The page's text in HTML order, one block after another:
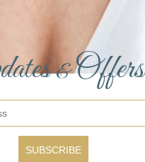
&Offers
SUBSCRIBE